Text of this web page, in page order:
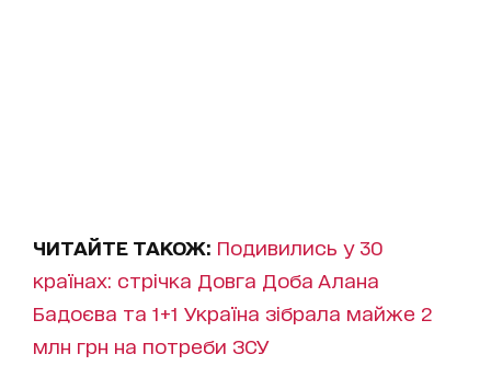
ЧИТАЙТЕ ТАКОЖ: Подивились у 30
країнах: стрічка Довга Доба Алана
Бадоєва та 1+1 Україна зібрала майже 2
млн грн на потреби ЗСУ